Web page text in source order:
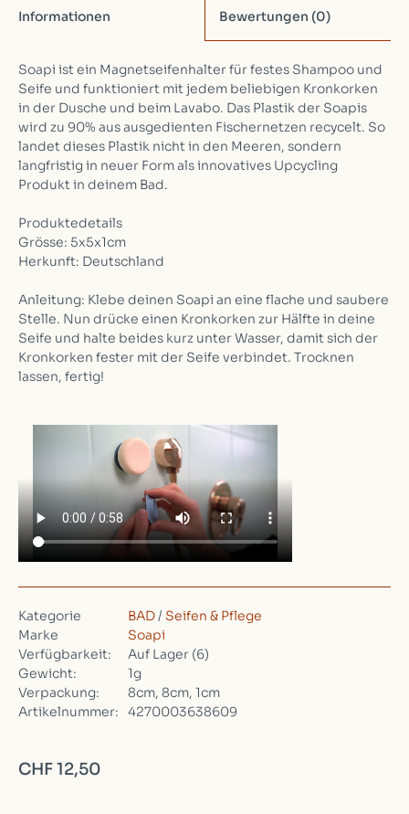
Informationen Bewertungen (0)
Soapi ist ein Magnetseifenhalter für festes Shampoo und
Seife und funktioniert mit jedem beliebigen Kronkorken
in der Dusche und beim Lavabo. Das Plastik der Soapis
wird zu 90% aus ausgedienten Fischernetzen recycelt. So
landet dieses Plastik nicht in den Meeren, sondern
langfristig in neuer Form als innovatives Upcycling
Produkt in deinem Bad.
Produktedetails
Grösse: 5x5x1cm
Herkunft: Deutschland
Anleitung: Klebe deinen Soapi an eine flache und saubere
Stelle. Nun drücke einen Kronkorken zur Hälfte in deine
Seife und halte beides kurz unter Wasser, damit sich der
Kronkorken fester mit der Seife verbindet. Trocknen
lassen, fertig!
Kategorie BAD/ Seifen & Pflege
Marke
Soapi
Verfügbarkeit:
Auf Lager (6)
Gewicht:
1g
Verpackung:
8cm, 8cm, 1cm
Artikelnummer:
4270003638609
CHF 12,50